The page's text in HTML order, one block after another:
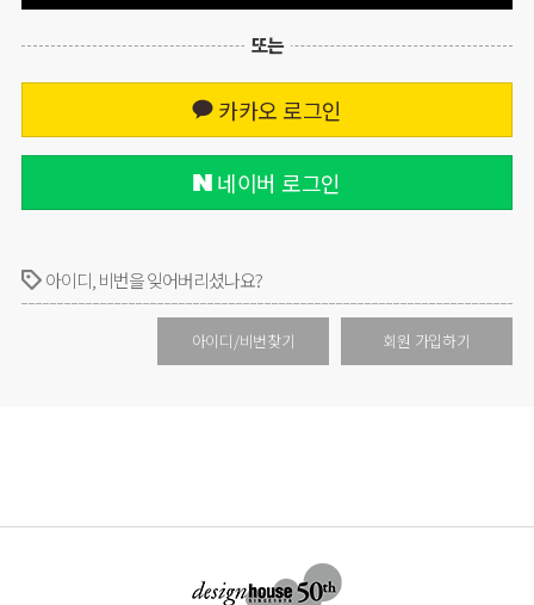
또는
카카오 로그인
네이버 로그인
아이디, 비번을 잊어버리셨나요?
회원 가입하기
아이디/비번찾기